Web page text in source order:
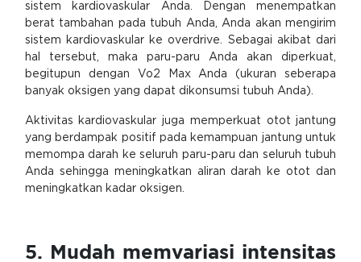
sistem kardiovaskular Anda. Dengan menempatkan
berat tambahan pada tubuh Anda, Anda akan mengirim
sistem kardiovaskular ke overdrive. Sebagai akibat dari
hal tersebut, maka paru-paru Anda akan diperkuat,
begitupun dengan Vo2 Max Anda (ukuran seberapa
banyak oksigen yang dapat dikonsumsi tubuh Anda).
Aktivitas kardiovaskular juga memperkuat otot jantung
yang berdampak positif pada kemampuan jantung untuk
memompa darah ke seluruh paru-paru dan seluruh tubuh
Anda sehingga meningkatkan aliran darah ke otot dan
meningkatkan kadar oksigen.
5. Mudah memvariasi intensitas